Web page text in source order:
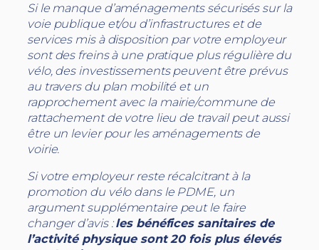
Si le manque d’aménagements sécurisés sur la
voie publique et/ou d’infrastructures et de
services mis à disposition par votre employeur
sont des freins à une pratique plus régulière du
vélo, des investissements peuvent être prévus
au travers du plan mobilité et un
rapprochement avec la mairie/commune de
rattachement de votre lieu de travail peut aussi
être un levier pour les aménagements de
voirie.
Si votre employeur reste récalcitrant à la
promotion du vélo dans le PDME, un
argument supplémentaire peut le faire
changer d’avis :les bénéfices sanitaires de
l’activité physique sont 20 fois plus élevés